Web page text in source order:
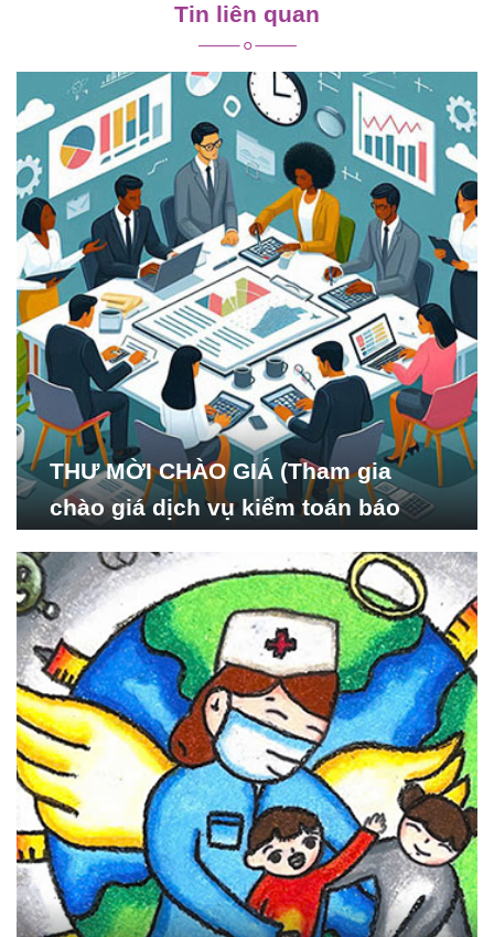
viết
Tin liên quan
THƯ MỜI CHÀO GIÁ (Tham gia
chào giá dịch vụ kiểm toán báo
Nghiên cứu Phát triển Xã
hội_ISDS)